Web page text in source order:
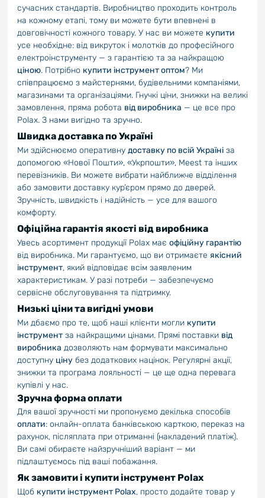
сучасних стандартів. Виробництво проходить контроль
на кожному етапі, тому ви можете бути впевнені в
довговічності кожного товару. У нас ви можете купити
усе необхідне: від викруток і молотків до професійного
електроінструменту — з гарантією та за найкращою
ціною. Потрібно купити інструмент оптом? Ми
співпрацюємо з майстернями, будівельними компаніями,
магазинами та організаціями. Гнучкі ціни, знижки на великі
замовлення, пряма робота від виробника — це все про
Polax. З нами вигідно та зручно.
Швидка доставка по Україні
Ми здійснюємо оперативну доставку по всій Україні за
допомогою «Нової Пошти», «Укрпошти», Meest та інших
перевізників. Ви можете вибрати найближче відділення
або замовити доставку кур’єром прямо до дверей.
Зручність, швидкість і надійність — усе для вашого
комфорту.
Офіційна гарантія якості від виробника
Увесь асортимент продукції Polax має офіційну гарантію
від виробника. Ми гарантуємо, що ви отримаєте якісний
інструмент, який відповідає всім заявленим
характеристикам. У разі потреби — забезпечуємо
сервісне обслуговування та підтримку.
Низькі ціни та вигідні умови
Ми дбаємо про те, щоб наші клієнти могли купити
інструмент за найкращими цінами. Прямі поставки від
виробника дозволяють нам формувати максимально
доступну ціну без додаткових націнок. Регулярні акції,
знижки та програма лояльності — це ще одна перевага
купівлі у нас.
Зручна форма оплати
Для вашої зручності ми пропонуємо декілька способів
оплати: онлайн-оплата банківською карткою, переказ на
рахунок, післяплата при отриманні (накладений платіж).
Ви самі обираєте найзручніший варіант — ми
підлаштуємось під ваші побажання.
Як замовити і купити інструмент Polax
Щоб купити інструмент Polax, просто додайте товар у